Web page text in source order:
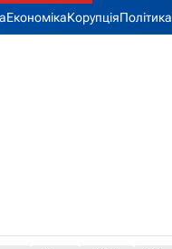
ЕкономікаКорупціяПолітика